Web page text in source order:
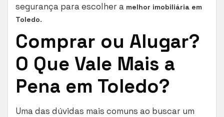
segurança para escolher a melhor imobiliária em
Toledo.
Comprar ou Alugar?
O Que Vale Mais a
Pena em Toledo?
Uma das dúvidas mais comuns ao buscar um